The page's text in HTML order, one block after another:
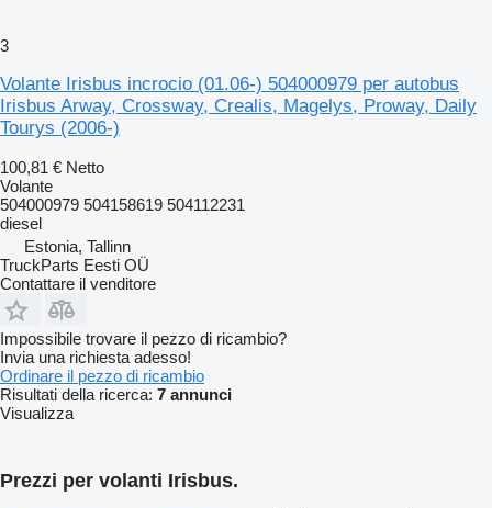
3
Volante Irisbus incrocio (01.06-) 504000979 per autobus
Irisbus Arway, Crossway, Crealis, Magelys, Proway, Daily
Tourys (2006-)
100,81 € Netto
Volante
504000979 504158619 504112231
diesel
Estonia, Tallinn
TruckParts Eesti OÜ
Contattare il venditore
Impossibile trovare il pezzo di ricambio?
Invia una richiesta adesso!
Ordinare il pezzo di ricambio
Risultati della ricerca: 7 annunci
Visualizza
Prezzi per volanti Irisbus.